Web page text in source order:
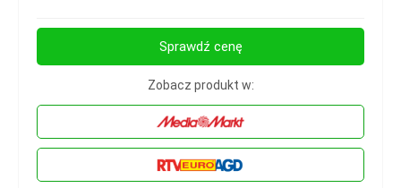
Sprawdź cenę
Zobacz produkt w: